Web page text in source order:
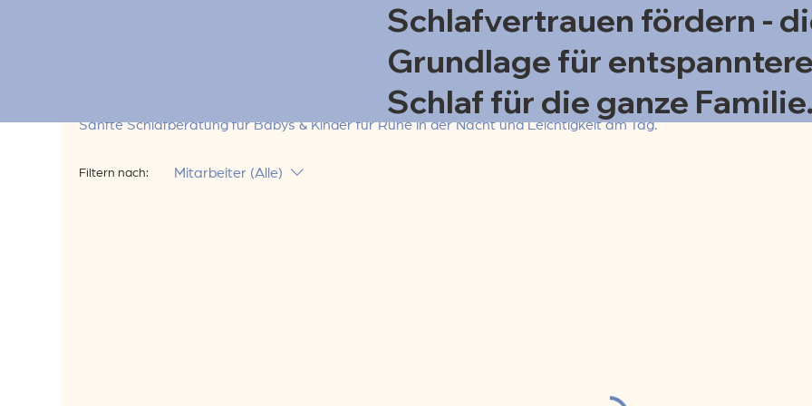
Schlafvertrauen fördern -
Grundlage für
Schlaf für die ganze Familie.
Sanfte Schlafberatung für Babys & Kinder für Ruhe in der Nacht und Leichtigkeit am Tag.
Filtern nach: Mitarbeiter (Alle)